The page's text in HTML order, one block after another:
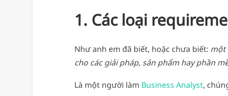
1. Các loại
Như anh em đã biết, hoặc chưa biết: một
cho các giải pháp, sản phẩm hay phần
Là một người làm Business Analyst,